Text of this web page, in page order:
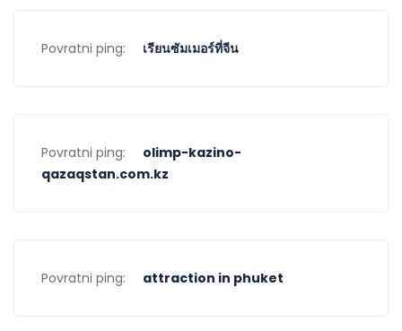
Povratni ping: เรียนซัมเมอร์ที่จีน
Povratni ping:
olimp-kazino-
qazaqstan.com.kz
Povratni ping: attraction in phuket